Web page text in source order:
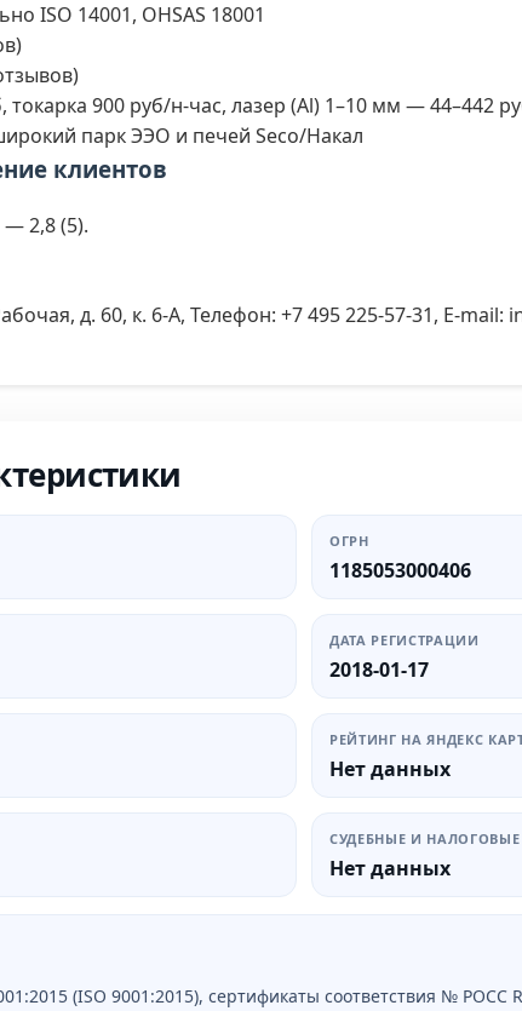
ISO 14001, OHSAS 18001
900 руб/н-час, лазер (Al) 1–10 мм — 44–442
парк ЭЭО и печей Seco/Накал
клиентов
2,8 (5).
д. 60, к. 6-А, Телефон: +7 495 225-57-31, E-
ОГРН
1185053000406
ДАТА РЕГИСТРАЦИИ
2018-01-17
РЕЙТИНГ НА ЯНДЕКС
Нет данных
СУДЕБНЫЕ И
Нет данных
(ISO 9001:2015), сертификаты соответствия № РОСС